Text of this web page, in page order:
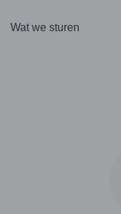
Wat we sturen